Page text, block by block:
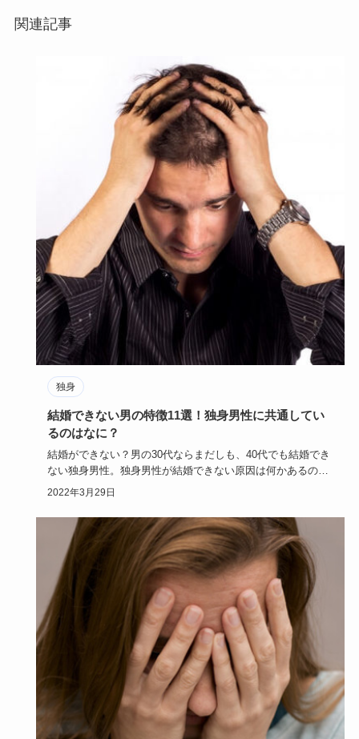
関連記事
独身
結婚できない男の特徴11選！独身男性に共通してい
るのはなに？
結婚ができない？男の30代ならまだしも、40代でも結婚でき
ない独身男性。独身男性が結婚できない原因は何かあるので
しょうか？…
2022年3月29日